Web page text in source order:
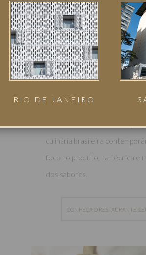
destino gastronômico em
que une arte e cozinha
experiência imersiva.
Com arquitetura de Arthur
cozinha integrada ao salão,
Vinícius Pires traz uma
culinária brasileira
foco no produto, na técnica e
dos sabores.
CONHEÇA O RESTAURANTE
RIO DE JANEIRO